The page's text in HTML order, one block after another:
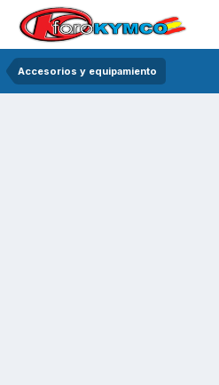
Accesorios y equipamiento